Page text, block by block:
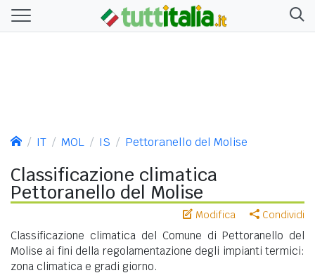
IT MOL IS Pettoranello del Molise
Classificazione climatica
Pettoranello del Molise
Modifica Condividi
Classificazione climatica del Comune di Pettoranello del
Molise ai fini della regolamentazione degli impianti termici:
zona climatica e gradi giorno.